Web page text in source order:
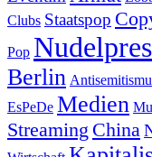
Clubs Staatspop
Pop
Berlin
EsPeDe Medien
Streaming China